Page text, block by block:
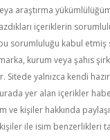
araştırma
içeriklerin
sorumluluğu kabul etmiş
kurum veya şahıs
Sitede yalnızca kendi
yer alan içerikler
ve kişiler hakkında
ile isim benzerlikleri